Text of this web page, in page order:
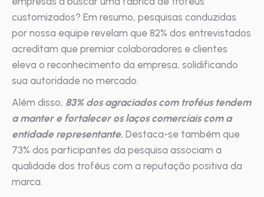
customizados? Em resumo, pesquisas conduzidas
por nossa equipe revelam que 82% dos entrevistados
acreditam que premiar colaboradores e clientes
eleva o reconhecimento da empresa, solidificando
sua autoridade no mercado.
Além disso, 83% dos agraciados com troféus tendem
a manter e fortalecer os laços comerciais com a
entidade representante. Destaca-se também que
73% dos participantes da pesquisa associam a
qualidade dos troféus com a reputação positiva da
marca.